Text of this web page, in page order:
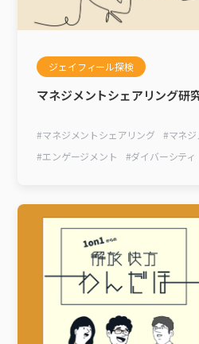
ジェイフィール探検
マネジメントシェアリング研
#マネジメントシェアリング #マネ
#エンゲージメント #ダイバーシティ